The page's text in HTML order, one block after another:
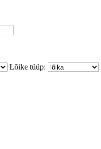
Lõike tüüp: